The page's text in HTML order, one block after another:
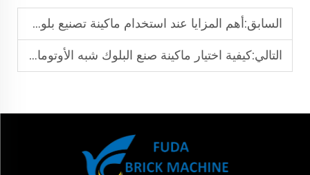
السابق:أهم المزايا عند استخدام ماكينة تصنيع بلوك شبه أتوماتيكية في إنتاج الطوب
التالي:كيفية اختيار ماكينة صنع البلوك شبه الأوتوماتيكية المناسبة لعملك